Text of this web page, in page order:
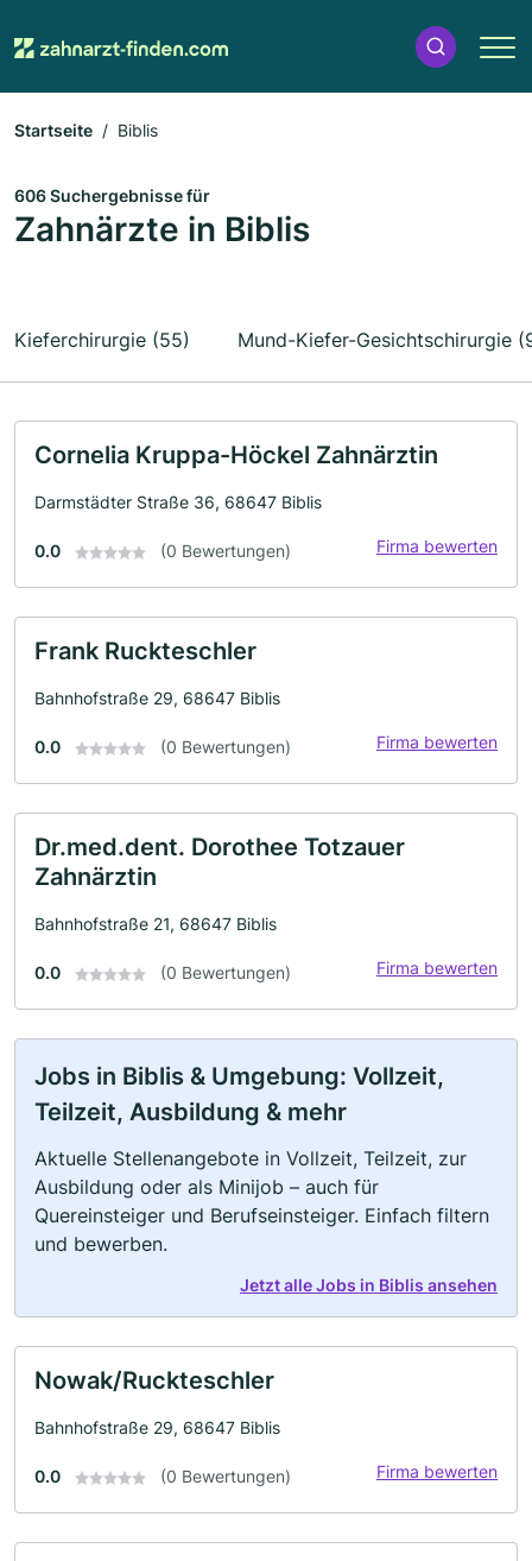
Startseite Biblis
606 Suchergebnisse für
Zahnärzte in Biblis
Kieferchirurgie (55) Mund-Kiefer-Gesichtschirurgie
Cornelia Kruppa-Höckel Zahnärztin
Darmstädter Straße 36, 68647 Biblis
0.0 (0 Bewertungen) Firma bewerten
Frank Ruckteschler
Bahnhofstraße 29, 68647 Biblis
0.0 (0 Bewertungen) Firma bewerten
Dr.med.dent. Dorothee Totzauer
Zahnärztin
Bahnhofstraße 21, 68647 Biblis
0.0 (0 Bewertungen) Firma bewerten
Jobs in Biblis & Umgebung: Vollzeit,
Teilzeit, Ausbildung & mehr
Aktuelle Stellenangebote in Vollzeit, Teilzeit, zur
Ausbildung oder als Minijob – auch für
Quereinsteiger und Berufseinsteiger. Einfach filtern
und bewerben.
Jetzt alle Jobs in Biblis ansehen
Nowak/Ruckteschler
Bahnhofstraße 29, 68647 Biblis
0.0 (0 Bewertungen) Firma bewerten